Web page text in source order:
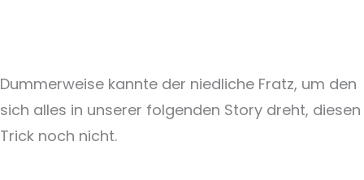
Dummerweise kannte der niedliche Fratz, um den
sich alles in unserer folgenden Story dreht, diesen
Trick noch nicht.